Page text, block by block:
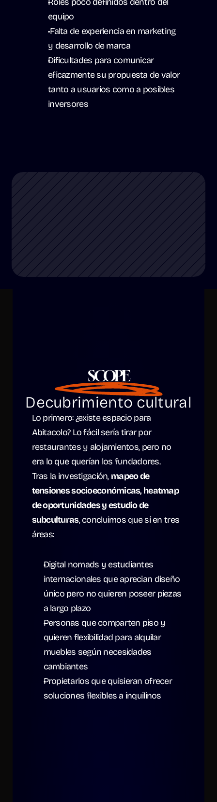
equipo
Falta de experiencia en marketing
y desarrollo de marca
Dificultades para comunicar
eficazmente su propuesta de valor
tanto a usuarios como a posibles
inversores
SCOPE
Decubrimiento cultural
Lo primero: ¿existe espacio para
Abitacolo? Lo fácil sería tirar por
restaurantes y alojamientos, pero no
era lo que querían los fundadores.
Tras la investigación, mapeo de
tensiones socioeconómicas, heatmap
de oportunidades y estudio de
subculturas, concluimos que sí en tres
áreas:
Digital nomads y estudiantes
internacionales que aprecian diseño
único pero no quieren poseer piezas
a largo plazo
Personas que comparten piso y
quieren flexibilidad para alquilar
muebles según necesidades
cambiantes
Propietarios que quisieran ofrecer
soluciones flexibles a inquilinos